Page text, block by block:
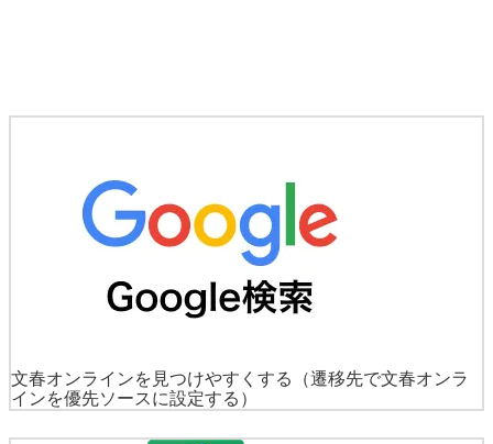
文春オンラインを見つけやすくする
（遷移先で文春オンラ
インを優先ソースに設定する）